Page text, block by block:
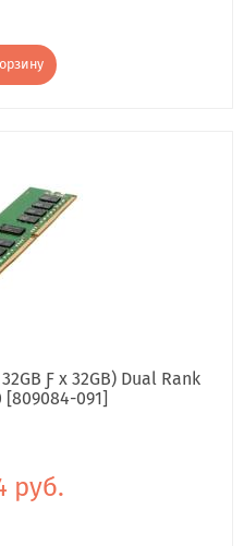
Ƒ x 32GB) Dual Rank
[809084-091]
руб.